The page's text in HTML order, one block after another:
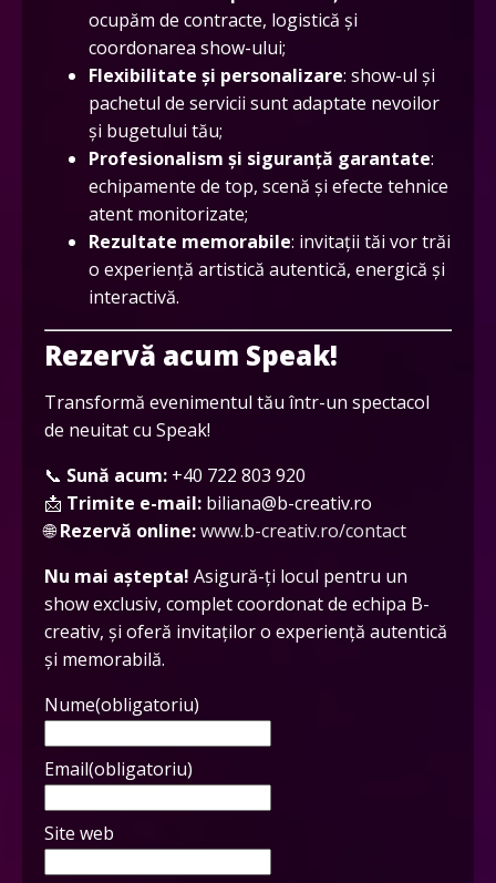
ocupăm de contracte, logistică și
coordonarea show-ului;
Flexibilitate și personalizare: show-ul și
pachetul de servicii sunt adaptate nevoilor
și bugetului tău;
Profesionalism și siguranță garantate:
echipamente de top, scenă și efecte tehnice
atent monitorizate;
Rezultate memorabile: invitații tăi vor trăi
o experiență artistică autentică, energică și
interactivă.
Rezervă acum Speak!
Transformă evenimentul tău într-un spectacol
de neuitat cu Speak!
📞 Sună acum: +40 722 803 920
📩 Trimite e-mail: biliana@b-creativ.ro
🌐Rezervă online:www.b-creativ.ro/contact
Nu mai aștepta! Asigură-ți locul pentru un
show exclusiv, complet coordonat de echipa B-
creativ, și oferă invitaților o experiență autentică
și memorabilă.
Nume(obligatoriu)
Email(obligatoriu)
Site web